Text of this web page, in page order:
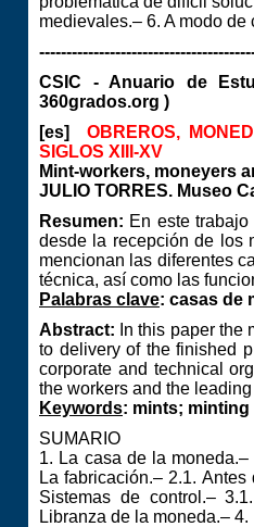
medievales.– 6. A modo
CSIC - Anuario de
360grados.org )
[es] OBREROS,
SIGLOS XIII-XV
Mint-workers, moneyers
JULIO TORRES. Museo
Resumen: En este
desde la recepción de los
mencionan las diferentes
técnica, así como las
Palabras clave: casas de
Abstract: In this paper the
to delivery of the finished
corporate and technical
the workers and the
Keywords: mints; minting
SUMARIO
1. La casa de la
La fabricación.– 2.1.
Sistemas de control.–
Libranza de la moneda.–